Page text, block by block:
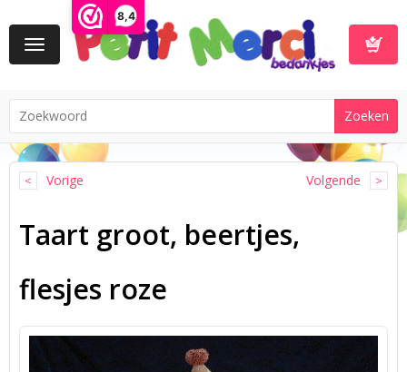
8,4
Toggle
navigation
Vorige Volgende
Taart groot, beertjes,
flesjes roze